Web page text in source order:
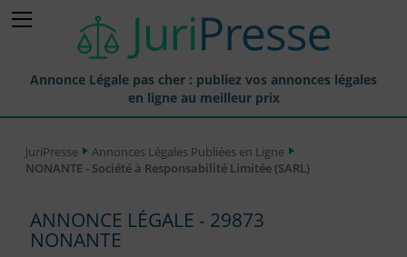
Annonce Légale pas cher : publiez vos annonces légales
en ligne au meilleur prix
Annonces Légales Publiées
Journaux Habilités (JAL) Annonces Légales
JuriPresse
Annonces Légales Publiées en Ligne
NONANTE - Société à Responsabilité Limitée (SARL)
ANNONCE LÉGALE - 29873
NONANTE